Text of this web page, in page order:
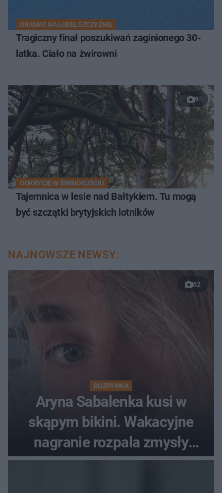
DRAMAT NA LUBELSZCZYŹNIE
Tragiczny finał poszukiwań zaginionego 30-
latka. Ciało na żwirowni
9
ODKRYCIE W ŚWINOUJŚCIU
Tajemnica w lesie nad Bałtykiem. Tu mogą
być szczątki brytyjskich lotników
NAJNOWSZE NEWSY:
62
ROZRYWKA
Aryna Sabalenka kusi w
skąpym bikini. Wakacyjne
nagranie rozpala zmysły
fanów